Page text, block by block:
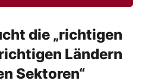
die „richtigen
Ländern
Sektoren“